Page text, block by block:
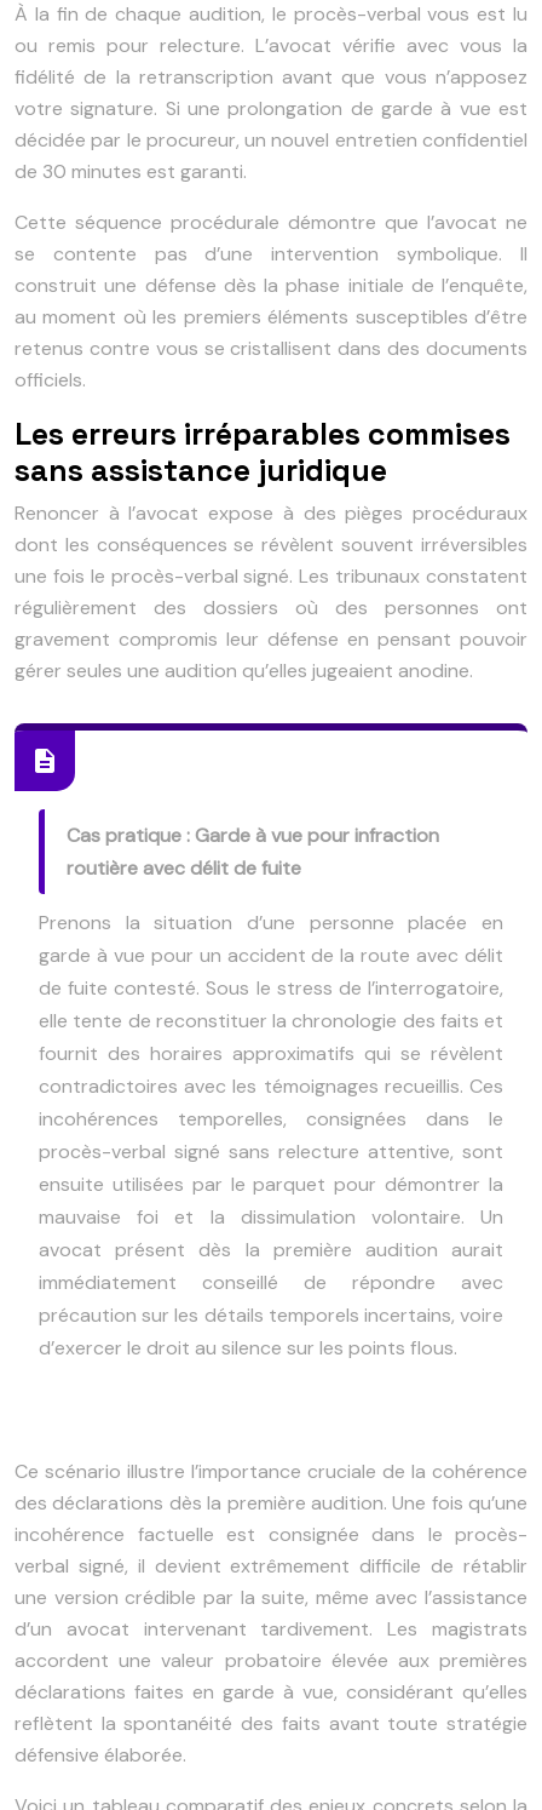
À la fin de chaque audition, le procès-verbal vous est lu
ou remis pour relecture. L’avocat vérifie avec vous la
fidélité de la retranscription avant que vous n’apposez
votre signature. Si une prolongation de garde à vue est
décidée par le procureur, un nouvel entretien confidentiel
de 30 minutes est garanti.
Cette séquence procédurale démontre que l’avocat ne
se contente pas d’une intervention symbolique. Il
construit une défense dès la phase initiale de l’enquête,
au moment où les premiers éléments susceptibles d’être
retenus contre vous se cristallisent dans des documents
officiels.
Les erreurs irréparables commises
sans assistance juridique
Renoncer à l’avocat expose à des pièges procéduraux
dont les conséquences se révèlent souvent irréversibles
une fois le procès-verbal signé. Les tribunaux constatent
régulièrement des dossiers où des personnes ont
gravement compromis leur défense en pensant pouvoir
gérer seules une audition qu’elles jugeaient anodine.
Cas pratique : Garde à vue pour infraction
routière avec délit de fuite
Prenons la situation d’une personne placée en
garde à vue pour un accident de la route avec délit
de fuite contesté. Sous le stress de l’interrogatoire,
elle tente de reconstituer la chronologie des faits et
fournit des horaires approximatifs qui se révèlent
contradictoires avec les témoignages recueillis. Ces
incohérences temporelles, consignées dans le
procès-verbal signé sans relecture attentive, sont
ensuite utilisées par le parquet pour démontrer la
mauvaise foi et la dissimulation volontaire. Un
avocat présent dès la première audition aurait
immédiatement conseillé de répondre avec
précaution sur les détails temporels incertains, voire
d’exercer le droit au silence sur les points flous.
Ce scénario illustre l’importance cruciale de la cohérence
des déclarations dès la première audition. Une fois qu’une
incohérence factuelle est consignée dans le procès-
verbal signé, il devient extrêmement difficile de rétablir
une version crédible par la suite, même avec l’assistance
d’un avocat intervenant tardivement. Les magistrats
accordent une valeur probatoire élevée aux premières
déclarations faites en garde à vue, considérant qu’elles
reflètent la spontanéité des faits avant toute stratégie
défensive élaborée.